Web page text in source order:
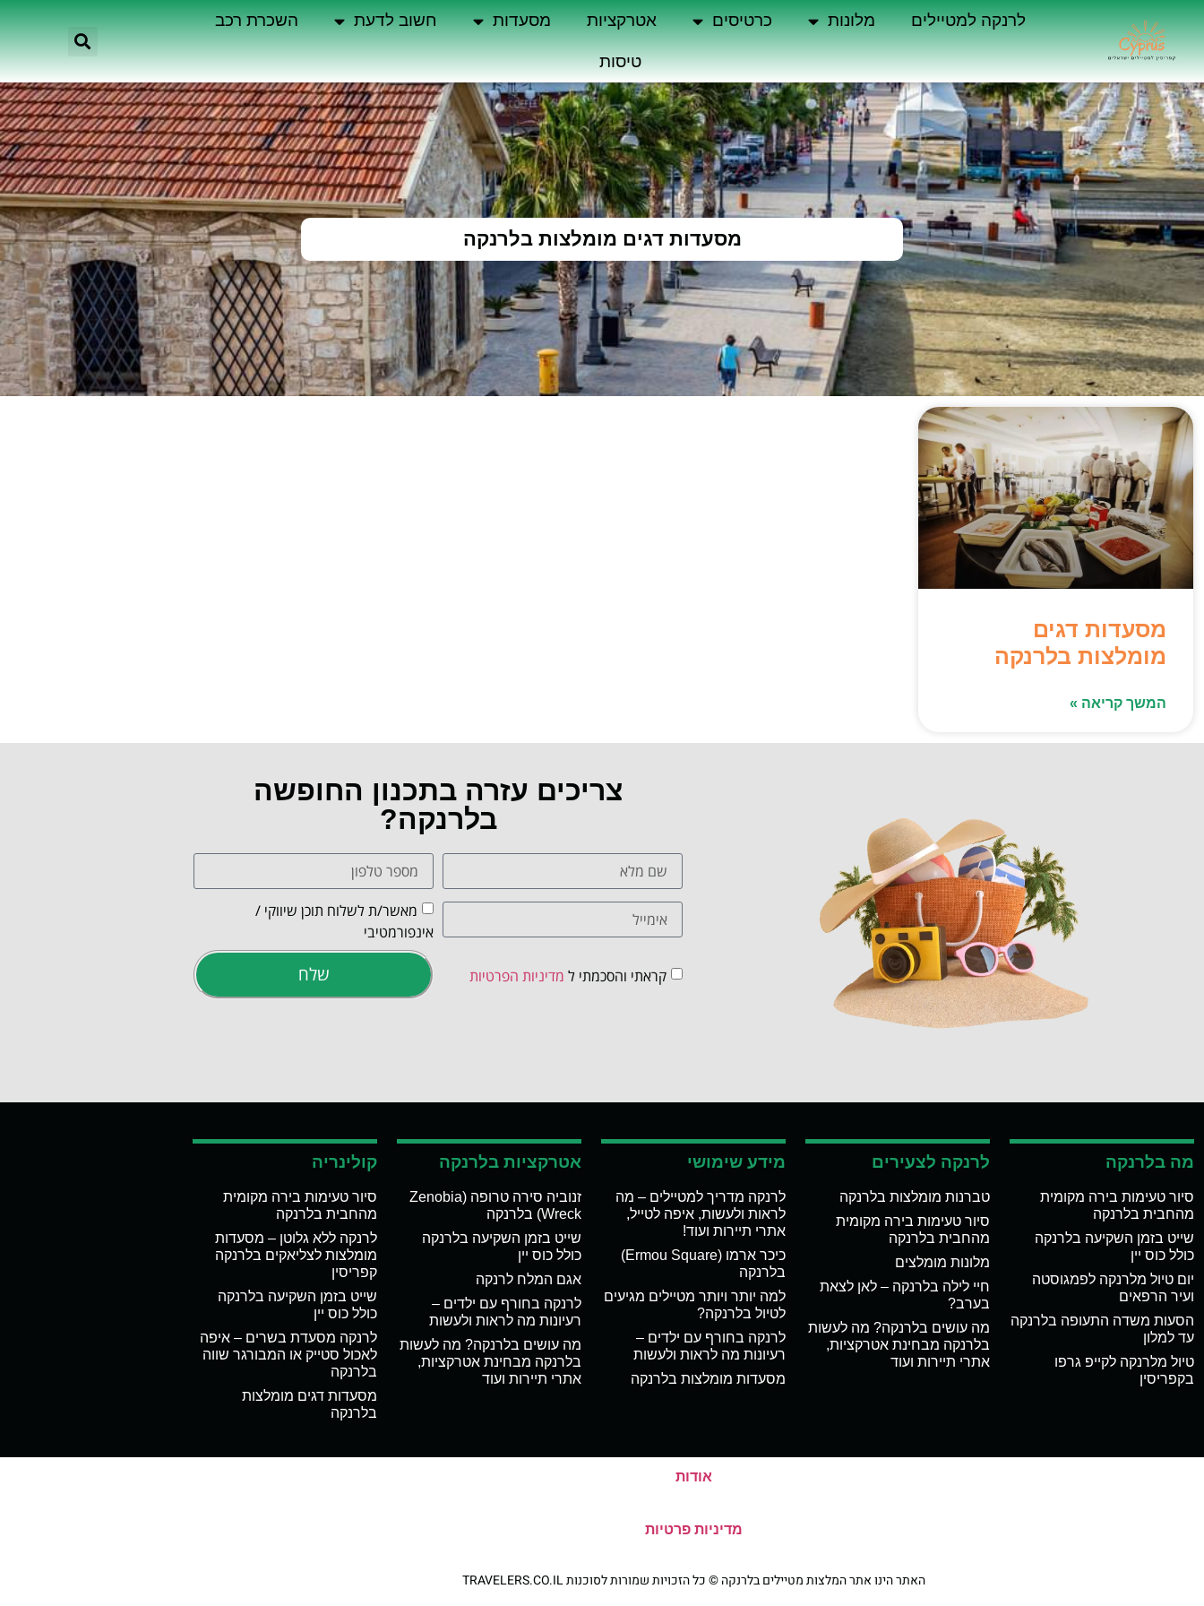
לרנקה למטיילים מלונות כרטיסים אטרקציות מסעדות חשוב לדעת השכרת רכב
טיסות
מסעדות דגים מומלצות בלרנקה
מסעדות דגים
מומלצות בלרנקה
המשך קריאה »
צריכים עזרה בתכנון החופשה
בלרנקה?
מאשר/ת לשלוח תוכן שיווקי /
אינפורמטיבי
קראתי והסכמתי ל מדיניות הפרטיות שלח
מה בלרנקה
סיור טעימות בירה מקומית
מהחבית בלרנקה
שייט בזמן השקיעה בלרנקה
כולל כוס יין
יום טיול מלרנקה לפמגוסטה
ועיר הרפאים
הסעות משדה התעופה בלרנקה
עד למלון
טיול מלרנקה לקייפ גרפו
בקפריסין
לרנקה לצעירים
טברנות מומלצות בלרנקה
סיור טעימות בירה מקומית
מהחבית בלרנקה
מלונות מומלצים
חיי לילה בלרנקה – לאן לצאת
בערב?
מה עושים בלרנקה? מה לעשות
בלרנקה מבחינת אטרקציות,
אתרי תיירות ועוד
מידע שימושי
לרנקה מדריך למטיילים – מה
לראות ולעשות, איפה לטייל,
אתרי תיירות ועוד!
כיכר ארמו (Ermou Square)
בלרנקה
למה יותר ויותר מטיילים מגיעים
לטיול בלרנקה?
לרנקה בחורף עם ילדים –
רעיונות מה לראות ולעשות
מסעדות מומלצות בלרנקה
אטרקציות בלרנקה
זנוביה סירה טרופה (Zenobia
Wreck) בלרנקה
שייט בזמן השקיעה בלרנקה
כולל כוס יין
אגם המלח לרנקה
לרנקה בחורף עם ילדים –
רעיונות מה לראות ולעשות
מה עושים בלרנקה? מה לעשות
בלרנקה מבחינת אטרקציות,
אתרי תיירות ועוד
קולינריה
סיור טעימות בירה מקומית
מהחבית בלרנקה
לרנקה ללא גלוטן – מסעדות
מומלצות לצליאקים בלרנקה
קפריסין
שייט בזמן השקיעה בלרנקה
כולל כוס יין
לרנקה מסעדת בשרים – איפה
לאכול סטייק או המבורגר שווה
בלרנקה
מסעדות דגים מומלצות
בלרנקה
אודות
מדיניות פרטיות
האתר הינו אתר המלצות מטיילים בלרנקה © כל הזכויות שמורות לסוכנות TRAVELERS.CO.IL